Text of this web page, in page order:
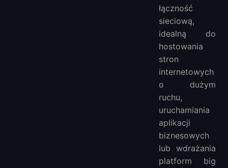
łączność
sieciową,
idealną do
hostowania
stron
internetowych
o dużym
ruchu,
uruchamiania
aplikacji
biznesowych
lub wdrażania
platform big